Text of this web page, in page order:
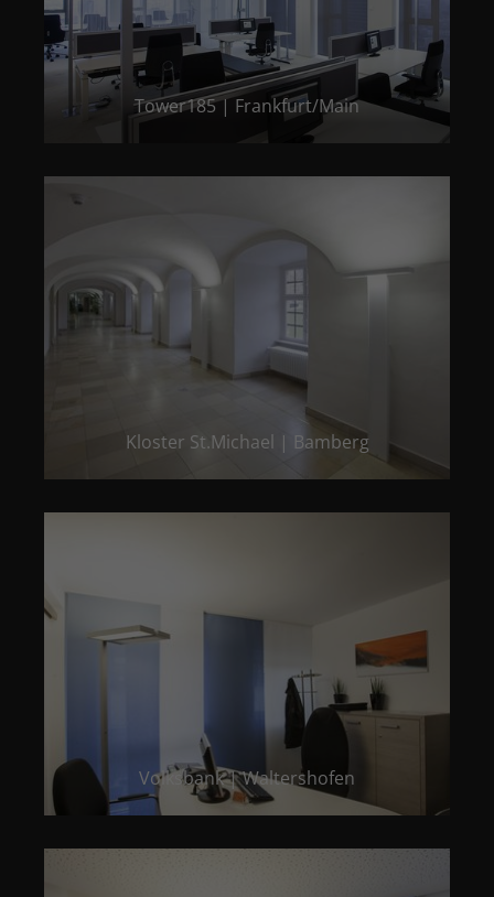
Tower185 | Frankfurt/Main
Kloster St.Michael | Bamberg
Volksbank | Waltershofen